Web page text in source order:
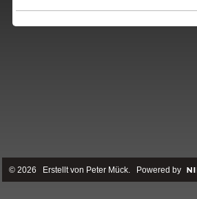
© 2026 Erstellt von Peter Mück. Powered by